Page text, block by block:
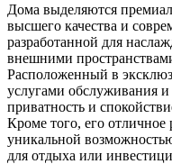
Дома выделяются
высшего качества и
разработанной для
внешними
Расположенный в
услугами обслуживания
приватность и
Кроме того, его отличное
уникальной
для отдыха или